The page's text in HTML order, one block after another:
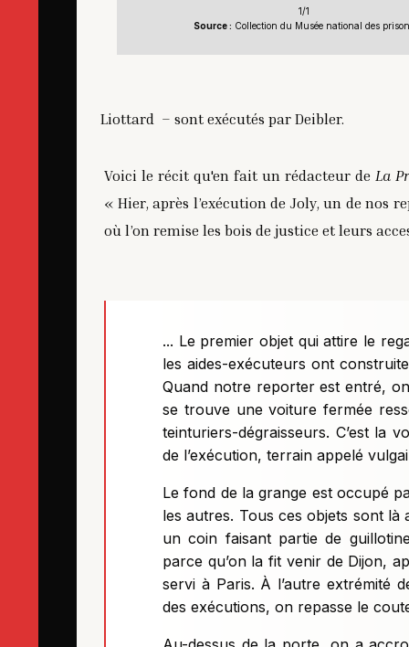
1/1
Source : Collection du Musée national des
Liottard – sont exécutés par Deibler.
Voici le récit qu'en fait un rédacteur de La
« Hier, après l’exécution de Joly, un de nos
où l’on remise les bois de justice et leurs
... Le premier objet qui attire le
les aides-exécuteurs ont
Quand notre reporter est entré,
se trouve une voiture fermée
teinturiers-dégraisseurs. C’est la
de l’exécution, terrain appelé
Le fond de la grange est occupé
les autres. Tous ces objets sont là
un coin faisant partie de
parce qu’on la fit venir de Dijon,
servi à Paris. À l’autre extrémité
des exécutions, on repasse le